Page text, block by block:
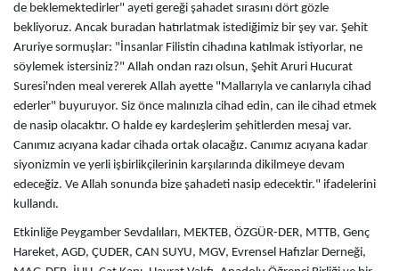
de beklemektedirler" ayeti gereği şahadet sırasını dört gözle
bekliyoruz. Ancak buradan hatırlatmak istediğimiz bir şey var. Şehit
Aruriye sormuşlar: "İnsanlar Filistin cihadına katılmak istiyorlar, ne
söylemek istersiniz?" Allah ondan razı olsun, Şehit Aruri Hucurat
Suresi'nden meal vererek Allah ayette "Mallarıyla ve canlarıyla cihad
ederler" buyuruyor. Siz önce malınızla cihad edin, can ile cihad etmek
de nasip olacaktır. O halde ey kardeşlerim şehitlerden mesaj var.
Canımız acıyana kadar cihada ortak olacağız. Canımız acıyana kadar
siyonizmin ve yerli işbirlikçilerinin karşılarında dikilmeye devam
edeceğiz. Ve Allah sonunda bize şahadeti nasip edecektir." ifadelerini
kullandı.
Etkinliğe Peygamber Sevdalıları, MEKTEB, ÖZGÜR-DER, MTTB, Genç
Hareket, AGD, ÇUDER, CAN SUYU, MGV, Evrensel Hafızlar Derneği,